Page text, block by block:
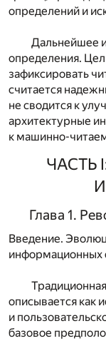
определений и
Дальнейшее
определения.
зафиксировать
считается
не сводится к
архитектурные
к машинно-
ЧАСТЬ
Глава 1.
Введение.
информационных
описывается как
и
базовое